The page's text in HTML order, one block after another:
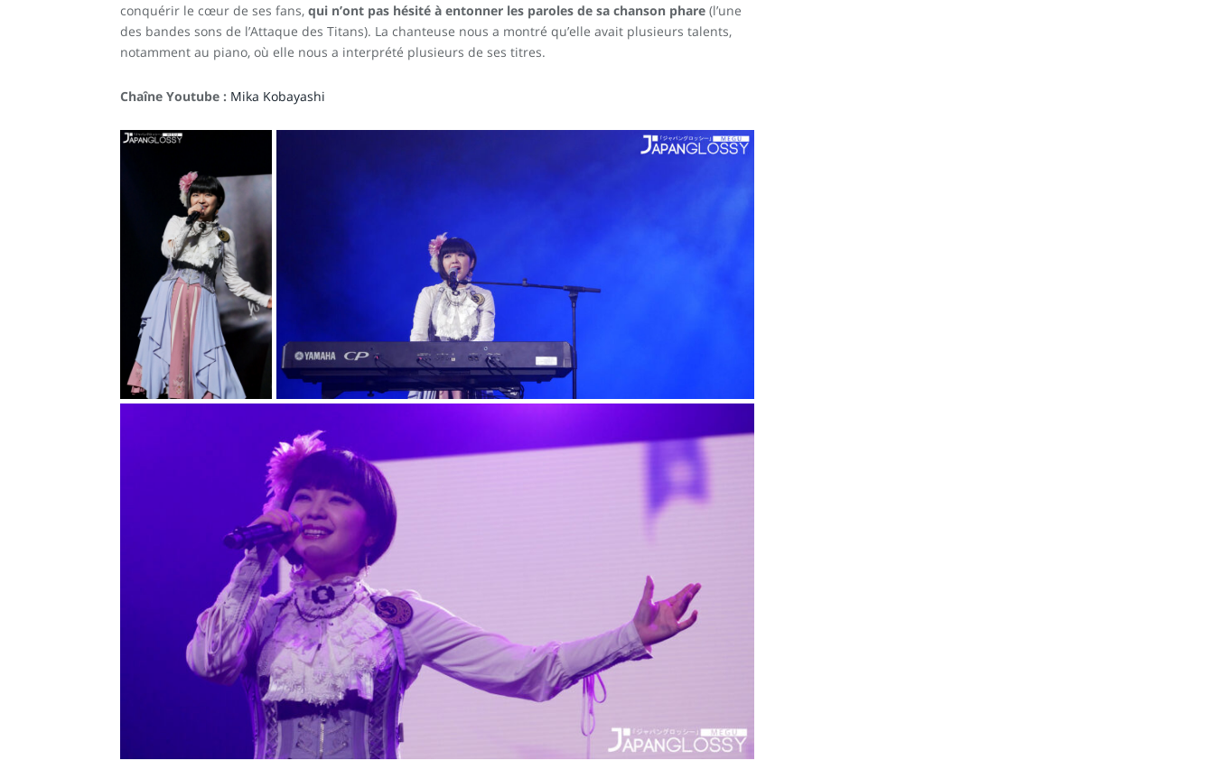
conquérir le cœur de ses fans, qui n’ont pas hésité à entonner les paroles de sa chanson phare (l’une
des bandes sons de l’Attaque des Titans). La chanteuse nous a montré qu’elle avait plusieurs talents,
notamment au piano, où elle nous a interprété plusieurs de ses titres.
Chaîne Youtube : Mika Kobayashi